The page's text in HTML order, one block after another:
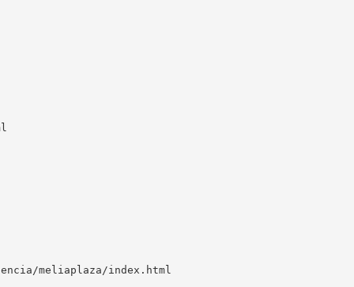
meliaplaza/index.html